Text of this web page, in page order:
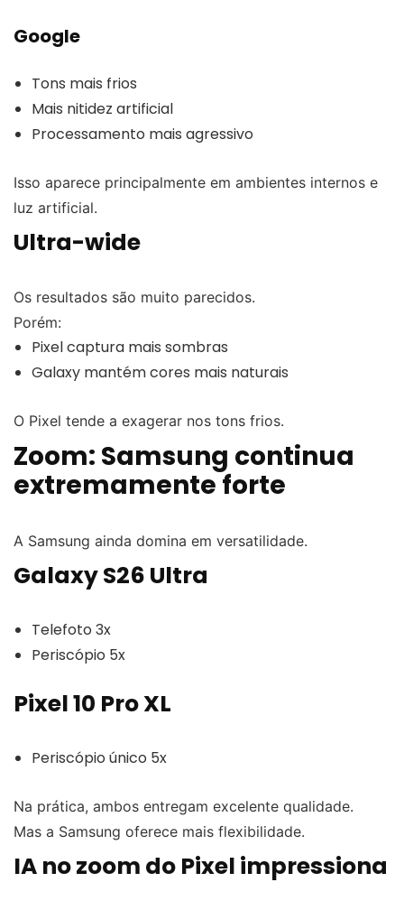
Google
Tons mais frios
Mais nitidez artificial
Processamento mais agressivo
Isso aparece principalmente em ambientes internos e
luz artificial.
Ultra-wide
Os resultados são muito parecidos.
Porém:
Pixel captura mais sombras
Galaxy mantém cores mais naturais
O Pixel tende a exagerar nos tons frios.
Zoom: Samsung continua
extremamente forte
A Samsung ainda domina em versatilidade.
Galaxy S26 Ultra
Telefoto 3x
Periscópio 5x
Pixel 10 Pro XL
Periscópio único 5x
Na prática, ambos entregam excelente qualidade.
Mas a Samsung oferece mais flexibilidade.
IA no zoom do Pixel impressiona